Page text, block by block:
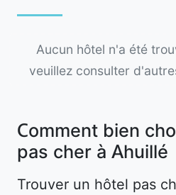
Aucun hôtel n'a été
veuillez consulter
Comment bien
pas cher à Ahuillé
Trouver un hôtel pas